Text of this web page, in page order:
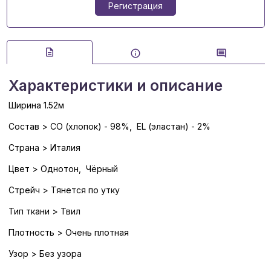
Регистрация
Характеристики и описание
Ширина 1.52м
Состав > CO (хлопок) - 98%, EL (эластан) - 2%
Страна > Италия
Цвет > Однотон, Чёрный
Стрейч > Тянется по утку
Тип ткани > Твил
Плотность > Очень плотная
Узор > Без узора